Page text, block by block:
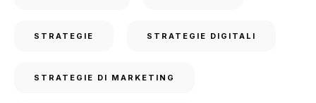
STRATEGIE STRATEGIE DIGITALI
STRATEGIE DI MARKETING